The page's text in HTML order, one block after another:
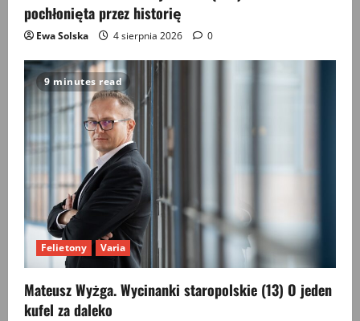
pochłonięta przez historię
Ewa Solska 4 sierpnia 2026 0
9 minutes read
Felietony Varia
Mateusz Wyżga. Wycinanki staropolskie (13) O jeden
kufel za daleko